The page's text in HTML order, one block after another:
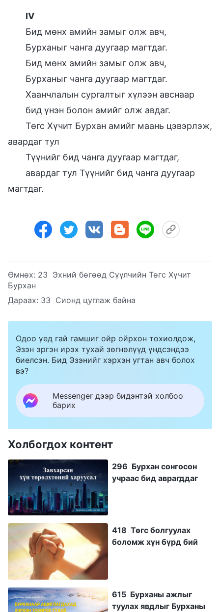
IV
Бид мөнх амийн замыг олж авч,
Бурханыг чанга дуугаар магтдаг.
Бид мөнх амийн замыг олж авч,
Бурханыг чанга дуугаар магтдаг.
Хаанчлалын сургалтыг хүлээн авснаар
бид үнэн болон амийг олж авдаг.
Төгс Хүчит Бурхан амийг маань цэвэрлэж,
авардаг тул
Түүнийг бид чанга дуугаар магтдаг,
авардаг тул Түүнийг бид чанга дуугаар
магтдаг.
Өмнөх: 23 Эхний бөгөөд Сүүлчийн Төгс Хүчит
Бурхан
Дараах: 33 Сионд цуглаж байна
Одоо үед гай гамшиг ойр ойрхон тохиолдож,
Эзэн эргэн ирэх тухай зөгнөлүүд үндсэндээ
биелсэн. Бид Эзэнийг хэрхэн угтан авч болох
вэ?
Messenger дээр бидэнтэй холбоо
барих
Холбогдох контент
296 Бурхан сонгосон
учраас бид аврагддаг
418 Төгс болгуулах
боломж хүн бүрд бий
615 Бурханы ажлыг
туулах явдлыг Бурханы